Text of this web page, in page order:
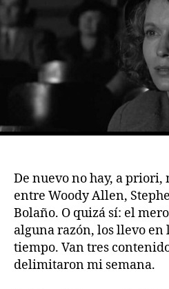
De nuevo no hay, a priori,
entre Woody Allen,
Bolaño. O quizá sí: el
alguna razón, los llevo en
tiempo. Van tres
delimitaron mi semana.